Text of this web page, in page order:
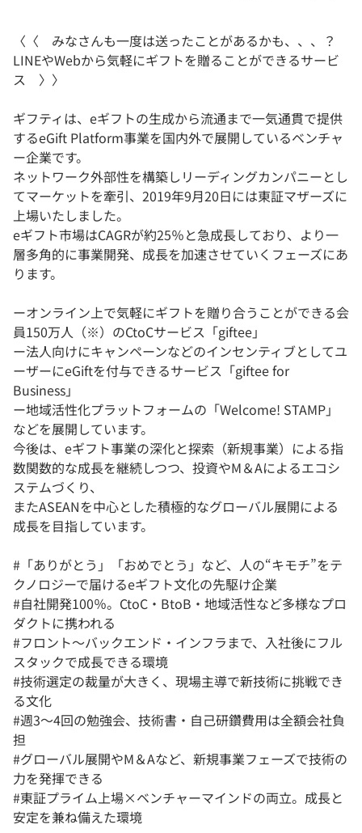
〈〈 みなさんも一度は送ったことがあるかも、、、？
LINEやWebから気軽にギフトを贈ることができるサービ
ス 〉〉
ギフティは、eギフトの生成から流通まで一気通貫で提供
するeGift Platform事業を国内外で展開しているベンチャ
ー企業です。
ネットワーク外部性を構築しリーディングカンパニーとし
てマーケットを牽引、2019年9月20日には東証マザーズに
上場いたしました。
eギフト市場はCAGRが約25％と急成長しており、より一
層多角的に事業開発、成長を加速させていくフェーズにあ
ります。
ーオンライン上で気軽にギフトを贈り合うことができる会
員150万人（※）のCtoCサービス「giftee」
ー法人向けにキャンペーンなどのインセンティブとしてユ
ーザーにeGiftを付与できるサービス「giftee for
Business」
ー地域活性化プラットフォームの「Welcome! STAMP」
などを展開しています。
今後は、eギフト事業の深化と探索（新規事業）による指
数関数的な成長を継続しつつ、投資やM＆Aによるエコシ
ステムづくり、
またASEANを中心とした積極的なグローバル展開による
成長を目指しています。
#「ありがとう」「おめでとう」など、人の“キモチ”をテ
クノロジーで届けるeギフト文化の先駆け企業
#自社開発100％。CtoC・BtoB・地域活性など多様なプロ
ダクトに携われる
#フロント〜バックエンド・インフラまで、入社後にフル
スタックで成長できる環境
#技術選定の裁量が大きく、現場主導で新技術に挑戦でき
る文化
#週3〜4回の勉強会、技術書・自己研鑽費用は全額会社負
担
#グローバル展開やM＆Aなど、新規事業フェーズで技術の
力を発揮できる
#東証プライム上場×ベンチャーマインドの両立。成長と
安定を兼ね備えた環境